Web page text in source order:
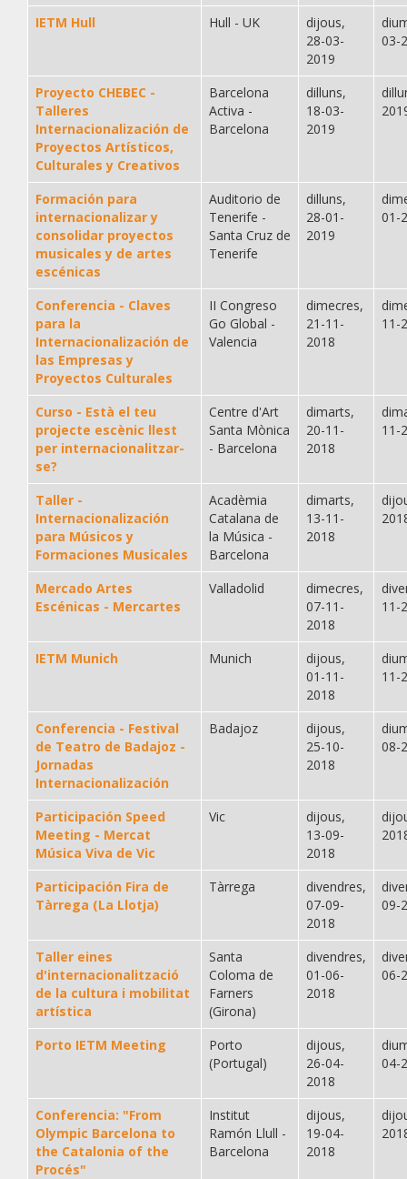
IETM Hull Hull - UK
dijous,
28-03-
2019
03-
Proyecto CHEBEC -
Talleres
Internacionalización de
Proyectos Artísticos,
Culturales y Creativos
Barcelona
Activa -
Barcelona
dilluns,
18-03-
2019
Formación para
internacionalizar y
consolidar proyectos
musicales y de artes
escénicas
Auditorio de
Tenerife -
Santa Cruz de
Tenerife
dilluns,
28-01-
2019
01-
Conferencia - Claves
para la
Internacionalización de
las Empresas y
Proyectos Culturales
II Congreso
Go Global -
Valencia
dimecres,
21-11-
2018
11-
Curso - Està el teu
projecte escènic llest
per internacionalitzar-
se?
Centre d'Art
Santa Mònica
- Barcelona
dimarts,
20-11-
2018
11-
Taller -
Internacionalización
para Músicos y
Formaciones Musicales
Acadèmia
Catalana de
la Música -
Barcelona
dimarts,
13-11-
2018
Mercado Artes
Escénicas - Mercartes
Valladolid
dimecres,
07-11-
2018
11-
IETM Munich Munich
dijous,
01-11-
2018
11-
Conferencia - Festival
de Teatro de Badajoz -
Jornadas
Internacionalización
Badajoz
dijous,
25-10-
2018
08-
Participación Speed
Meeting - Mercat
Música Viva de Vic
Vic
dijous,
13-09-
2018
Participación Fira de
Tàrrega (La Llotja)
Tàrrega
divendres,
07-09-
2018
09-
Taller eines
d'internacionalització
de la cultura i mobilitat
artística
Santa
Coloma de
Farners
(Girona)
divendres,
01-06-
2018
06-
Porto IETM Meeting
Porto
(Portugal)
dijous,
26-04-
2018
04-
Conferencia: "From
Olympic Barcelona to
the Catalonia of the
Procés"
Institut
Ramón Llull -
Barcelona
dijous,
19-04-
2018